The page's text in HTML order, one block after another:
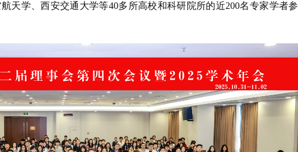
天学、西安交通大学等40多所高校和科研院所的近200名专家学者参